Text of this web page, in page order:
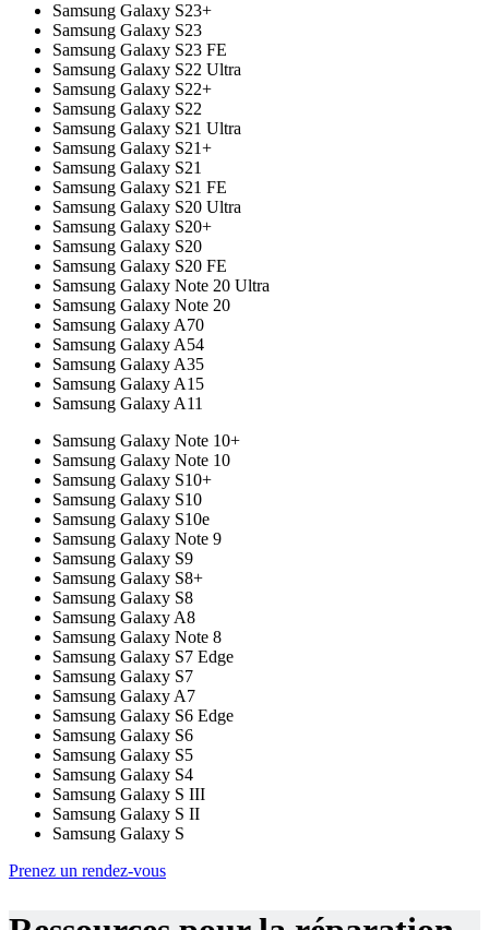
Samsung Galaxy S23+
Samsung Galaxy S23
Samsung Galaxy S23 FE
Samsung Galaxy S22 Ultra
Samsung Galaxy S22+
Samsung Galaxy S22
Samsung Galaxy S21 Ultra
Samsung Galaxy S21+
Samsung Galaxy S21
Samsung Galaxy S21 FE
Samsung Galaxy S20 Ultra
Samsung Galaxy S20+
Samsung Galaxy S20
Samsung Galaxy S20 FE
Samsung Galaxy Note 20 Ultra
Samsung Galaxy Note 20
Samsung Galaxy A70
Samsung Galaxy A54
Samsung Galaxy A35
Samsung Galaxy A15
Samsung Galaxy A11
Samsung Galaxy Note 10+
Samsung Galaxy Note 10
Samsung Galaxy S10+
Samsung Galaxy S10
Samsung Galaxy S10e
Samsung Galaxy Note 9
Samsung Galaxy S9
Samsung Galaxy S8+
Samsung Galaxy S8
Samsung Galaxy A8
Samsung Galaxy Note 8
Samsung Galaxy S7 Edge
Samsung Galaxy S7
Samsung Galaxy A7
Samsung Galaxy S6 Edge
Samsung Galaxy S6
Samsung Galaxy S5
Samsung Galaxy S4
Samsung Galaxy S III
Samsung Galaxy S II
Samsung Galaxy S
Prenez un rendez-vous